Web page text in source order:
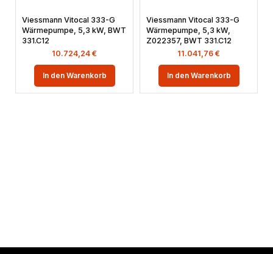
Viessmann Vitocal 333-G
Wärmepumpe, 5,3 kW, BWT
331.C12
10.724,24 €
In den Warenkorb
Viessmann Vitocal 333-G
Wärmepumpe, 5,3 kW,
Z022357, BWT 331.C12
11.041,76 €
In den Warenkorb